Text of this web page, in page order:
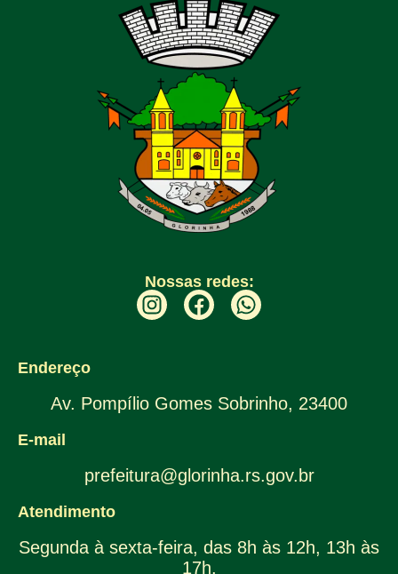
Nossas redes:
Endereço
Av. Pompílio Gomes Sobrinho, 23400
E-mail
prefeitura@glorinha.rs.gov.br
Atendimento
Segunda à sexta-feira, das 8h às 12h, 13h às
17h.